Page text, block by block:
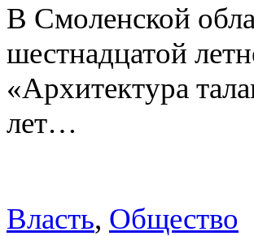
В Смоленской
шестнадцатой
«Архитектура
лет…
Власть, Общество